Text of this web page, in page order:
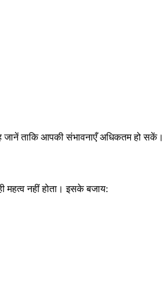
जानें ताकि आपकी संभावनाएँ अधिकतम हो सकें।
महत्व नहीं होता। इसके बजाय: